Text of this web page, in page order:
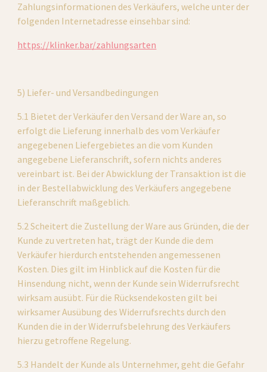
Zahlungsinformationen des Verkäufers, welche unter der
folgenden Internetadresse einsehbar sind:
https://klinker.bar/zahlungsarten
5) Liefer- und Versandbedingungen
5.1 Bietet der Verkäufer den Versand der Ware an, so
erfolgt die Lieferung innerhalb des vom Verkäufer
angegebenen Liefergebietes an die vom Kunden
angegebene Lieferanschrift, sofern nichts anderes
vereinbart ist. Bei der Abwicklung der Transaktion ist die
in der Bestellabwicklung des Verkäufers angegebene
Lieferanschrift maßgeblich.
5.2 Scheitert die Zustellung der Ware aus Gründen, die der
Kunde zu vertreten hat, trägt der Kunde die dem
Verkäufer hierdurch entstehenden angemessenen
Kosten. Dies gilt im Hinblick auf die Kosten für die
Hinsendung nicht, wenn der Kunde sein Widerrufsrecht
wirksam ausübt. Für die Rücksendekosten gilt bei
wirksamer Ausübung des Widerrufsrechts durch den
Kunden die in der Widerrufsbelehrung des Verkäufers
hierzu getroffene Regelung.
5.3 Handelt der Kunde als Unternehmer, geht die Gefahr